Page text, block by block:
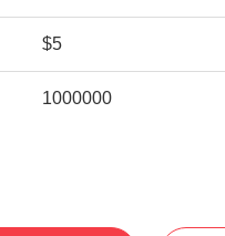
$5
1000000